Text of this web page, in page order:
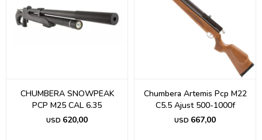
CHUMBERA SNOWPEAK
PCP M25 CAL 6.35
USD 620,00
Chumbera Artemis Pcp M22
C5.5 Ajust 500-1000f
USD 667,00